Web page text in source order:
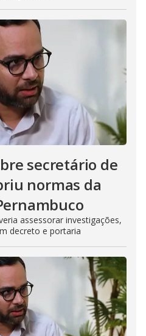
secretário de
normas da
assessorar investigações,
decreto e portaria